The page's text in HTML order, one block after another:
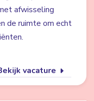
afwisseling
de ruimte om echt
vacature